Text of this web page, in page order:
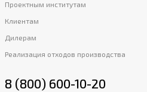
Проектным институтам
Клиентам
Дилерам
Реализация отходов производства
8 (800) 600-10-20